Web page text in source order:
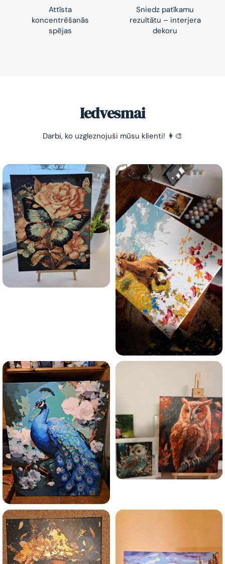
Attīsta
koncentrēšanās
spējas
Sniedz patīkamu
rezultātu – interjera
dekoru
Iedvesmai
Darbi, ko uzgleznojuši mūsu klienti! 👩‍🎨